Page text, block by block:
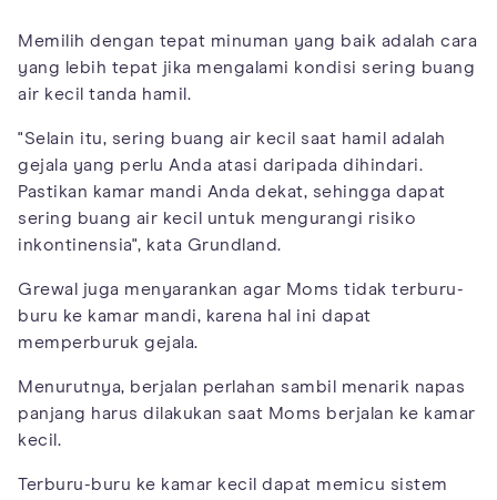
Memilih dengan tepat minuman yang baik adalah cara
yang lebih tepat jika mengalami kondisi sering buang
air kecil tanda hamil.
"Selain itu, sering buang air kecil saat hamil adalah
gejala yang perlu Anda atasi daripada dihindari.
Pastikan kamar mandi Anda dekat, sehingga dapat
sering buang air kecil untuk mengurangi risiko
inkontinensia", kata Grundland.
Grewal juga menyarankan agar Moms tidak terburu-
buru ke kamar mandi, karena hal ini dapat
memperburuk gejala.
Menurutnya, berjalan perlahan sambil menarik napas
panjang harus dilakukan saat Moms berjalan ke kamar
kecil.
Terburu-buru ke kamar kecil dapat memicu sistem